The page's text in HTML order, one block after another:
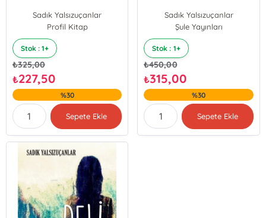
Sadık Yalsızuçanlar
Profil Kitap
Stok : 1+
₺325,00
₺227,50
%30
Sepete Ekle
Sadık Yalsızuçanlar
Şule Yayınları
Stok : 1+
₺450,00
₺315,00
%30
Sepete Ekle